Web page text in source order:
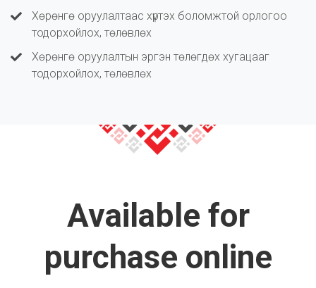
Хөрөнгө оруулалтаас хүртэх боломжтой орлогоо
тодорхойлох, төлөвлөх
Хөрөнгө оруулалтын эргэн төлөгдөх хугацааг
тодорхойлох, төлөвлөх
Available for
purchase online